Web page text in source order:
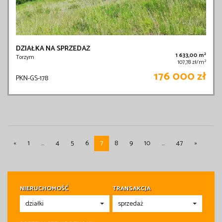
DZIAŁKA NA SPRZEDAŻ
Torzym 1 633,00 m2
107,78 zł/m2
PKN-GS-178 176 000 zł
« 1 ... 4 5 6 7 8 9 10 ... 47 »
NIERUCHOMOŚĆ TRANSAKCJA